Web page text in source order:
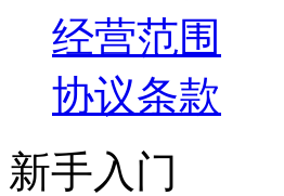
经营范围
协议条款
新手入门